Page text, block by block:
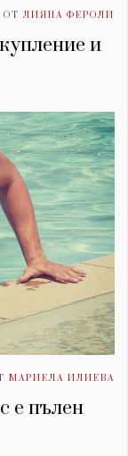
ОТ ЛИЯНА ФЕРОЛИ
и
МАРИЕЛА ИЛИЕВА
е пълен